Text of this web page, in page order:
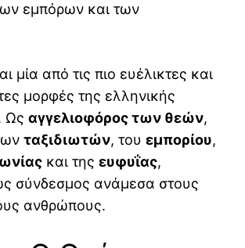
εμπόρων και των
μία από τις πιο ευέλικτες και
μορφές της ελληνικής
Ως αγγελιοφόρος των θεών,
ταξιδιωτών, του εμπορίου,
και της ευφυΐας,
σύνδεσμος ανάμεσα στους
ανθρώπους.